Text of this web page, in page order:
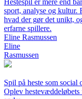
Hestespil er mere end
sport, analyse og kultur.
hvad der gør det unikt,
erfarne spillere.
Eline Rasmussen
Eline
Rasmussen
Spil på heste som
Oplev